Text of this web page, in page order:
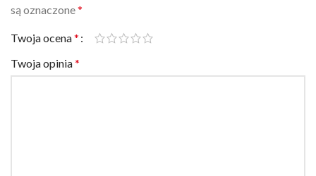
Twoja ocena
Twoja opinia